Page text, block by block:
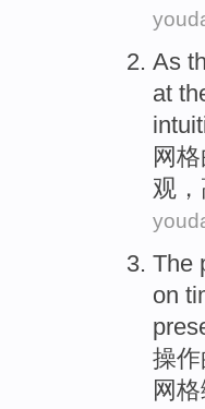
As
at
网格
观 ，
The
on
操作
网格